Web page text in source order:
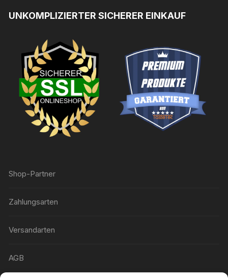
UNKOMPLIZIERTER SICHERER EINKAUF
Shop-Partner
Zahlungsarten
Versandarten
AGB